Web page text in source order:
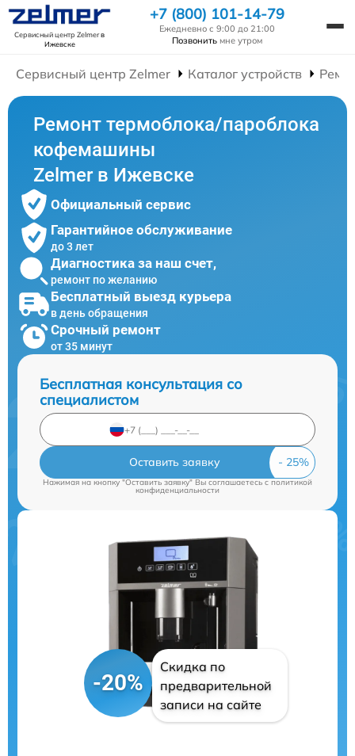
Сервисный центр Zelmerв
Ижевске
+7 (800) 101-14-79
Ежедневно с 9:00 до 21:00
Позвонить мне утром
Сервисный центр Zelmer Каталог устройств
Ремонт термоблока/пароблока
кофемашины
Zelmer в Ижевске
Официальный сервис
Гарантийное обслуживание
до 3 лет
Диагностика за наш счет,
ремонт по желанию
Бесплатный выезд курьера
в день обращения
Срочный ремонт
от 35 минут
Бесплатная консультация со
специалистом
Оставить заявку
Нажимая на кнопку "Оставить заявку" Вы соглашаетесь c политикой
конфиденциальности
-20%
Скидка по
предварительной
записи на сайте